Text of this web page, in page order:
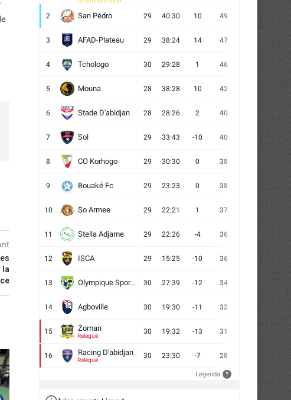
la
2 San Pédro 29 40:30 10 49 10
3 AFAD-Plateau 29 38:24 14 47
4 Tchologo 30 29:28 1 46 10
5 Mouna 28 38:28 10 42 6
6 Stade D'abidjan 28 28:26 2 40 10
7 Sol 29 33:43 -10 40 13
8 CO Korhogo 29 30:30 0 38
9 Bouaké Fc 29 23:23 0 38
10 So Armee 29 22:21 1 37 10 10
11 Stella Adjame 29 22:26 -4 36
12 ISCA 29 15:25 -10 36 13
13 Olympique Sport d'Abobo FC 30 27:39 -12 34 14
14 Agboville 30 19:30 -11 32 12
15 Zoman
Relégué
30 19:32 -13 31
16 Racing D'abidjan
Relégué
30 23:30 -7 28
Legenda ?